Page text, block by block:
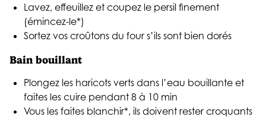
Lavez, effeuillez et coupez le persil finement
(émincez-le*)
Sortez vos croûtons du four s’ils sont bien dorés
Bain bouillant
Plongez les haricots verts dans l’eau bouillante et
faites les cuire pendant 8 à 10 min
Vous les faites blanchir*, ils doivent rester croquants